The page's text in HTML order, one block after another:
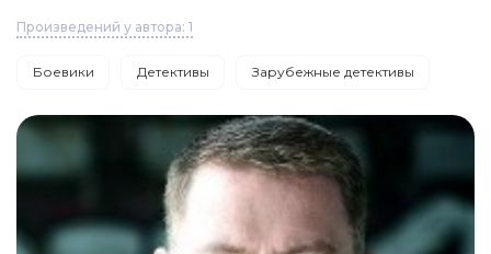
Произведений у автора: 1
Боевики Детективы Зарубежные детективы